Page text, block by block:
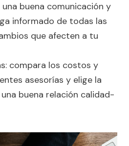
buena comunicación y
informado de todas las
que afecten a tu
compara los costos y
asesorías y elige la
buena relación calidad-